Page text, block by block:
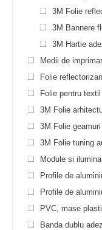
3M Folie
3M Bannere
3M Hartie
Medii de
Folie
Folie pentru textil
3M Folie
3M Folie geamuri
3M Folie tuning
Module si
Profile de
Profile de
PVC, mase
Banda dublu